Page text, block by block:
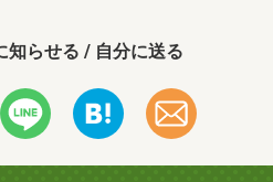
知らせる / 自分に送る